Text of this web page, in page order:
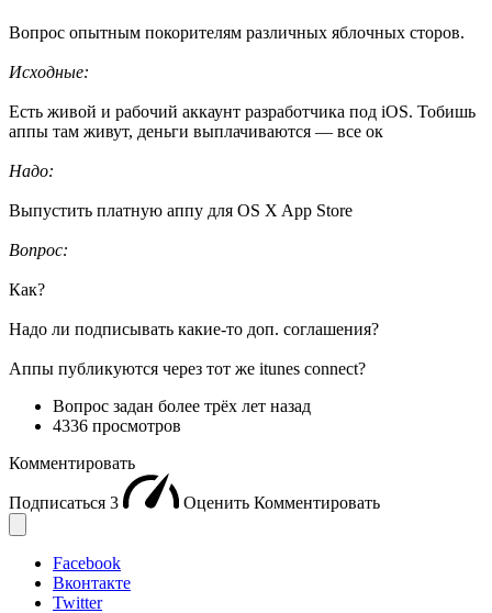
Вопрос опытным покорителям различных яблочных сторов.
Исходные:
Есть живой и рабочий аккаунт разработчика под iOS. Тобишь
аппы там живут, деньги выплачиваются — все ок
Надо:
Выпустить платную аппу для OS X App Store
Вопрос:
Как?
Надо ли подписывать какие-то доп. соглашения?
Аппы публикуются через тот же itunes connect?
Вопрос задан более трёх лет назад
4336 просмотров
Комментировать
Подписаться 3 Оценить Комментировать
Facebook
Вконтакте
Twitter